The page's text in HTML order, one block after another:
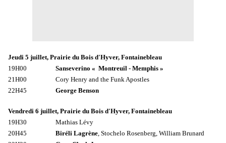
Jeudi 5 juillet, Prairie du Bois d'Hyver, Fontainebleau
19H00 Sanseverino « Montreuil - Memphis »
21H00 Cory Henry and the Funk Apostles
22H45 George Benson
Vendredi 6 juillet, Prairie du Bois d'Hyver, Fontainebleau
19H30 Mathias Lévy
20H45
Biréli Lagrène , Stochelo Rosenberg, William Brunard